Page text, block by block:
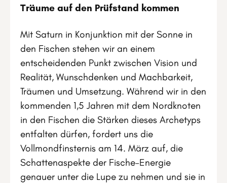
Träume auf den Prüfstand kommen
Mit Saturn in Konjunktion mit der Sonne in
den Fischen stehen wir an einem
entscheidenden Punkt zwischen Vision und
Realität, Wunschdenken und Machbarkeit,
Träumen und Umsetzung. Während wir in den
kommenden 1,5 Jahren mit dem Nordknoten
in den Fischen die Stärken dieses Archetyps
entfalten dürfen, fordert uns die
Vollmondfinsternis am 14. März auf, die
Schattenaspekte der Fische-Energie
genauer unter die Lupe zu nehmen und sie in